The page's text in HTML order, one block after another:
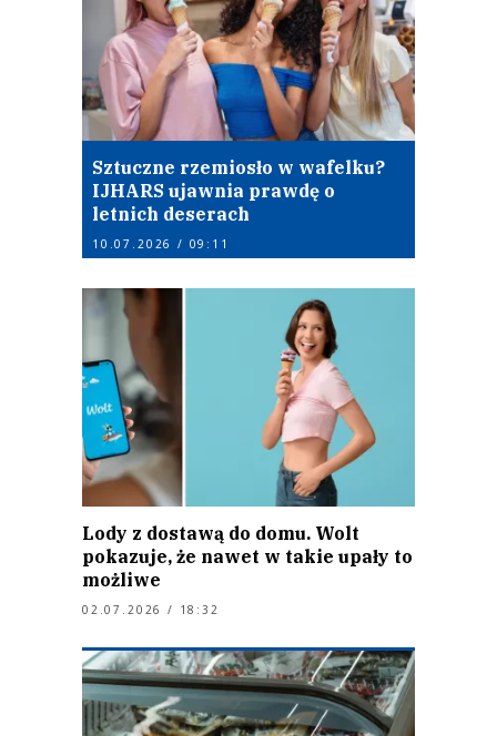
Sztuczne rzemiosło w wafelku?
IJHARS ujawnia prawdę o
letnich deserach
10.07.2026 / 09:11
Lody z dostawą do domu. Wolt
pokazuje, że nawet w takie upały to
możliwe
02.07.2026 / 18:32